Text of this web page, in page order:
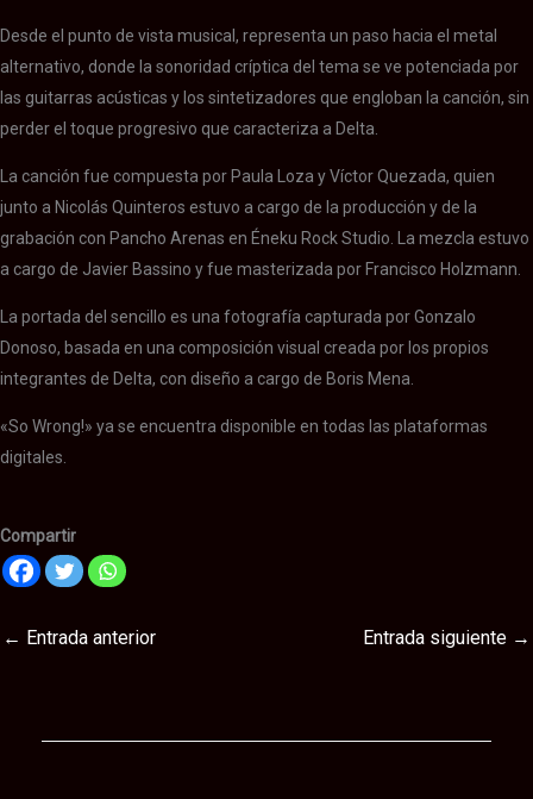
Desde el punto de vista musical, representa un paso hacia el metal
alternativo, donde la sonoridad críptica del tema se ve potenciada por
las guitarras acústicas y los sintetizadores que engloban la canción, sin
perder el toque progresivo que caracteriza a Delta.
La canción fue compuesta por Paula Loza y Víctor Quezada, quien
junto a Nicolás Quinteros estuvo a cargo de la producción y de la
grabación con Pancho Arenas en Éneku Rock Studio. La mezcla estuvo
a cargo de Javier Bassino y fue masterizada por Francisco Holzmann.
La portada del sencillo es una fotografía capturada por Gonzalo
Donoso, basada en una composición visual creada por los propios
integrantes de Delta, con diseño a cargo de Boris Mena.
«So Wrong!» ya se encuentra disponible en todas las plataformas
digitales.
Compartir
← Entrada anterior Entrada siguiente →